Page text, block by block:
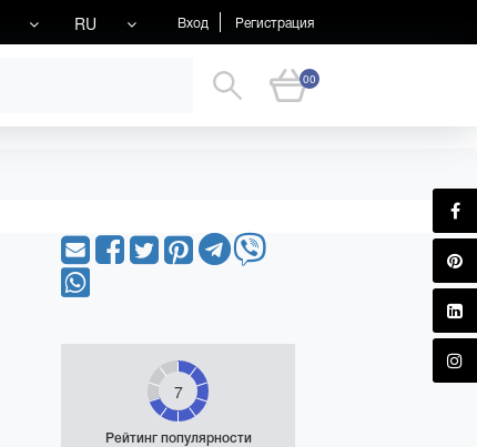
Вход Регистрация
RU
00
7
Рейтинг популярности